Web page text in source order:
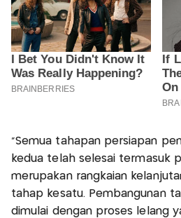
"Semua tahapan persiapan
kedua telah selesai termasuk
merupakan rangkaian
tahap kesatu. Pembangunan
dimulai dengan proses lelang